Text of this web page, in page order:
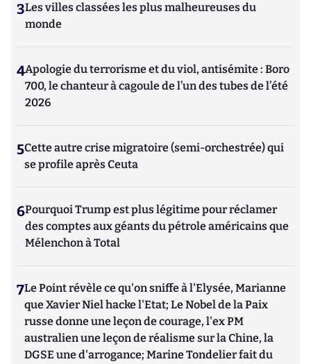
3Les villes classées les plus malheureuses du
monde
4Apologie du terrorisme et du viol, antisémite : Boro
700, le chanteur à cagoule de l’un des tubes de l’été
2026
5Cette autre crise migratoire (semi-orchestrée) qui
se profile après Ceuta
6Pourquoi Trump est plus légitime pour réclamer
des comptes aux géants du pétrole américains que
Mélenchon à Total
7Le Point révèle ce qu'on sniffe à l'Elysée, Marianne
que Xavier Niel hacke l'Etat; Le Nobel de la Paix
russe donne une leçon de courage, l'ex PM
australien une leçon de réalisme sur la Chine, la
DGSE une d'arrogance; Marine Tondelier fait du